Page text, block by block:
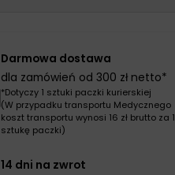
Darmowa dostawa
dla zamówień od 300 zł netto*
*Dotyczy 1 sztuki paczki kurierskiej
(W przypadku transportu Medycznego
koszt transportu wynosi 16 zł brutto za 1
sztukę paczki)
14 dni na zwrot